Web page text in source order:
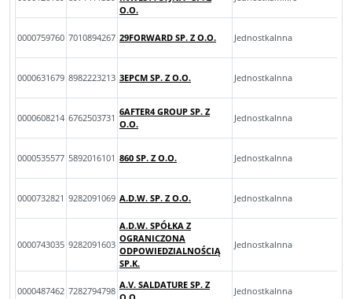
O.O.
0000759760 7010894267 29FORWARD SP. Z O.O. JednostkaInna
0000631679 8982223213 3EPCM SP. Z O.O. JednostkaInna
0000608214 6762503731
6AFTER4 GROUP SP. Z
O.O.
JednostkaInna
0000535577 5892016101 860 SP. Z O.O. JednostkaInna
0000732821 9282091069 A.D.W. SP. Z O.O. JednostkaInna
0000743035 9282091603
A.D.W. SPÓŁKA Z
OGRANICZONA
ODPOWIEDZIALNOŚCIĄ
SP.K.
JednostkaInna
0000487462 7282794798
A.V. SALDATURE SP. Z
JednostkaInna